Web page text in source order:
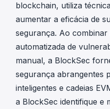
blockchain, utiliza
aumentar a eficácia de
segurança. Ao
automatizada de
manual, a BlockSec
segurança abrangentes
inteligentes e cadeias
a BlockSec identifique e